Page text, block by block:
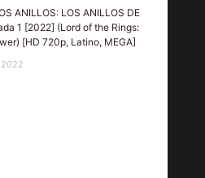
ANILLOS: LOS ANILLOS DE
1 [2022] (Lord of the Rings:
[HD 720p, Latino, MEGA]